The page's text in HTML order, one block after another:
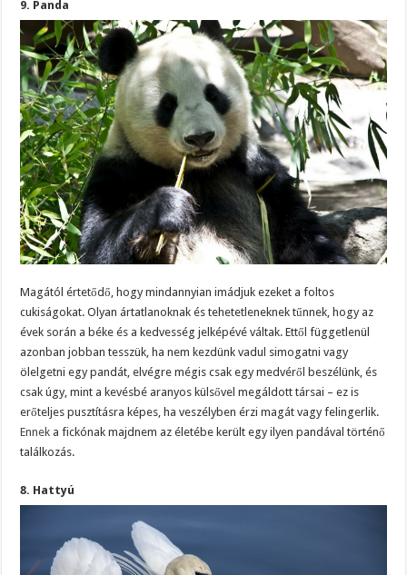
9. Panda
Magától értetődő, hogy mindannyian imádjuk ezeket a foltos
cukiságokat. Olyan ártatlanoknak és tehetetleneknek tűnnek, hogy az
évek során a béke és a kedvesség jelképévé váltak. Ettől függetlenül
azonban jobban tesszük, ha nem kezdünk vadul simogatni vagy
ölelgetni egy pandát, elvégre mégis csak egy medvéről beszélünk, és
csak úgy, mint a kevésbé aranyos külsővel megáldott társai – ez is
erőteljes pusztításra képes, ha veszélyben érzi magát vagy felingerlik.
Ennek a fickónak majdnem az életébe került egy ilyen pandával történő
találkozás.
8. Hattyú